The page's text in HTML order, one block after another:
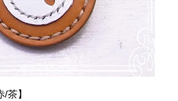
茶】